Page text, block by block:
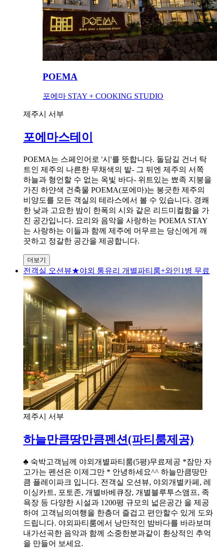
POEMA
포에마 STAY + COOKING STUDIO
제주시 서부
포에마스테이
POEMA는 스페인어로 '시'를 뜻합니다. 돌담길 건너 탁
트인 제주의 나른한 무채색의 밭- 그 뒤엔 제주의 서쪽
하늘과 형언할 수 없는 옥빛 바다- 위트있는 뾰족 지붕을
가진 하얀색 건축물 POEMA(포에마)는 봉긋한 제주의
비양도를 모든 객실의 테라스에서 볼 수 있습니다. 경쾌
한 낮과 고요한 밤이 한폭의 시와 같은 리드미컬함을 가
진 공간입니다. 요리와 음악을 사랑하는 POEMA STAY
는 사랑하는 이들과 함께 제주에 머무르는 당신에게 깨
끗하고 정갈한 공간을 제공합니다.
더보기
전객실 오션뷰★야외 통유리 개별파티룸+와인1병 무료
제주시 서부
하늘만큼땅만큼펜션(파티룸제공)
♣ 숙박고객님께 야외개별파티룸(5평)무료제공 *잠만 자
고가는 펜션은 이제그만 * 안녕하세요^^ 하늘만큼땅만
큼 플레이파크 입니다. 전객실 오션뷰, 야외개별카페, 레
이싱카트, 포토존, 개별바베큐장, 개별블루투스앰프, 족
욕장 등 다양한 시설과 1200평 규모의 넓은공간 을 제공
하여 고객님의여행을 한층더 즐겁고 편안할수 있게 도와
드립니다. 야외파티룸에서 낭만적인 밤바다를 바라보며
내가선곡한 음악과 함께 소중한분과같이 환상적인 추억
을 만들어 보세요.